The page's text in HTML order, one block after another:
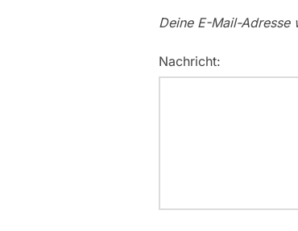
Deine E-Mail-
Nachricht: